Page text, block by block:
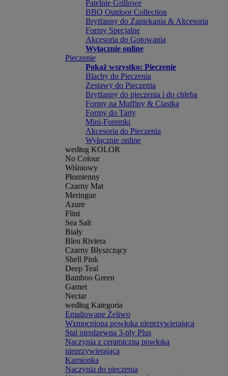
Patelnie Grillowe
BBQ Outdoor Collection
Brytfanny do Zapiekania & Akcesoria
Formy Specjalne
Akcesoria do Gotowania
Wyłącznie online
Pieczenie
Pokaż wszystko: Pieczenie
Blachy do Pieczenia
Zestawy do Pieczenia
Brytfanny do pieczenia i do chleba
Formy na Muffiny & Ciastka
Formy do Tarty
Mini-Foremki
Akcesoria do Pieczenia
Wyłącznie online
według KOLOR
No Colour
Wiśniowy
Płomienny
Czarny Mat
Meringue
Azure
Flint
Sea Salt
Biały
Bleu Riviera
Czarny Błyszczący
Shell Pink
Deep Teal
Bamboo Green
Garnet
Nectar
według Kategoria
Emaliowane Żeliwo
Wzmocniona powłoka nieprzywierająca
Stal nierdzewna 3-ply Plus
Naczynia z ceramiczną powłoką
nieprzywierająca
Kamionka
Naczynia do pieczenia